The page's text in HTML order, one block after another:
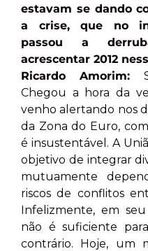
estavam se dando
a crise, que no
passou a
acrescentar 2012
Ricardo Amorim:
Chegou a hora da
venho alertando nos
da Zona do Euro,
é insustentável. A
objetivo de integrar
mutuamente
riscos de conflitos
Infelizmente, em
não é suficiente
contrário. Hoje, um